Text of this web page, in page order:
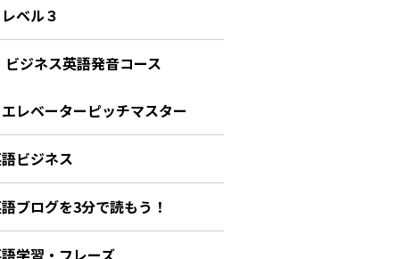
ベル３
ビジネス英語発音コース
レベーターピッチマスター
ビジネス
ブログを3分で読もう！
学習・フレーズ